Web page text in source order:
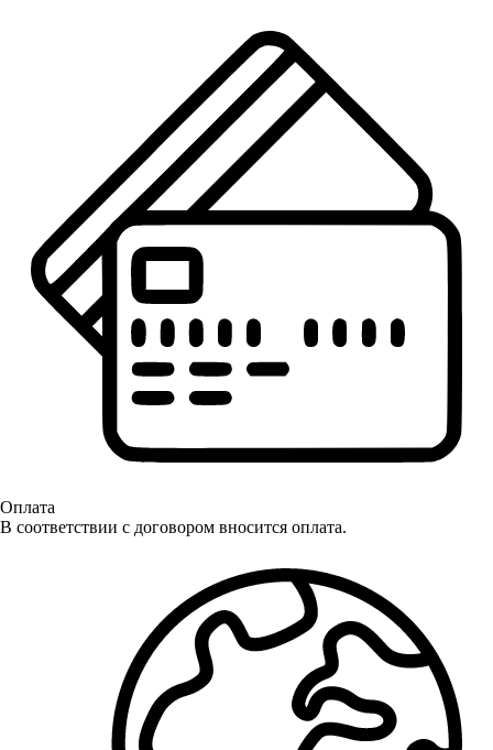
Оплата
В соответствии с договором вносится оплата.